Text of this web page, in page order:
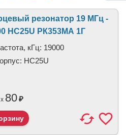
резонатор 19 МГц -
HC25U РК353МА 1Г
кГц: 19000
HC25U
x 80₽